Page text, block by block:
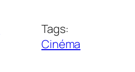
Tags:
Cinéma